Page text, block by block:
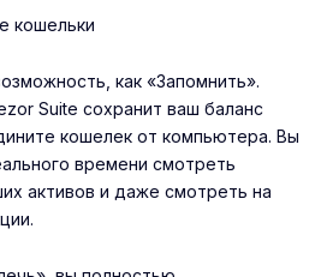
как «Запомнить».
Suite сохранит ваш баланс
кошелек от компьютера. Вы
времени смотреть
активов и даже смотреть на